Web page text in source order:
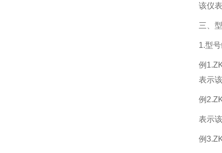
该仪
三、
1.型
例
表示
例
表示
例